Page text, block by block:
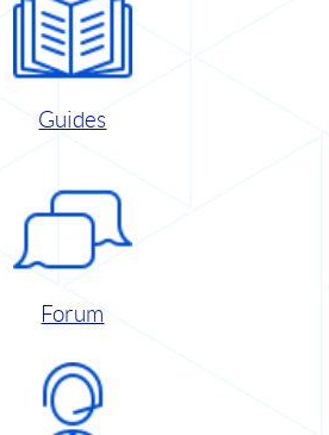
Guides
Forum